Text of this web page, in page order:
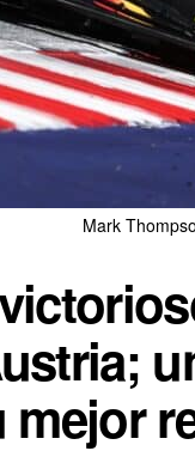
Mark
mejor